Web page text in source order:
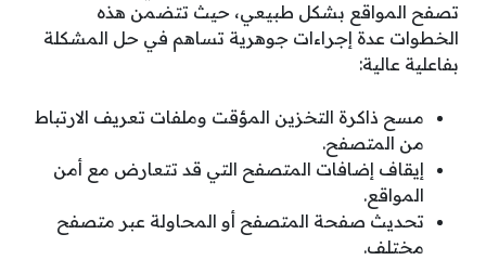
تصفح المواقع بشكل طبيعي، حيث تتضمن هذه
الخطوات عدة إجراءات جوهرية تساهم في حل المشكلة
بفاعلية عالية:
مسح ذاكرة التخزين المؤقت وملفات تعريف الارتباط
من المتصفح.
إيقاف إضافات المتصفح التي قد تتعارض مع أمن
المواقع.
تحديث صفحة المتصفح أو المحاولة عبر متصفح
مختلف.